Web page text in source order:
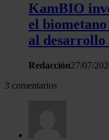
KamBIO
el
al
Redacción27/07/
3 comentarios